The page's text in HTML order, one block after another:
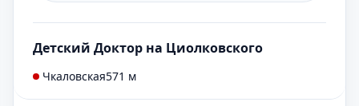
Детский Доктор на Циолковского
Чкаловская571 м